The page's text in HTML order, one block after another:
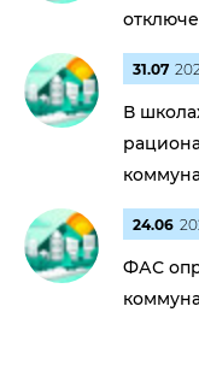
31.07
В
24.06
ФАС